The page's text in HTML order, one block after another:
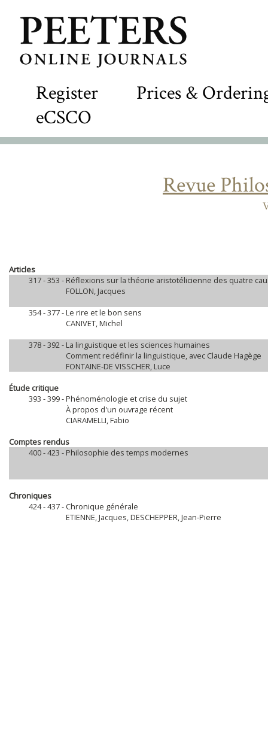
Register
Prices &
eCSCO
Revue
Articles
317 - 353 - Réflexions sur la théorie aristotélicienne des quatre
FOLLON, Jacques
354 - 377 -Le rire et le bon sens
CANIVET, Michel
378 - 392 - La linguistique et les sciences humaines
Comment redéfinir la linguistique, avec Claude Hagège
FONTAINE-DE VISSCHER, Luce
Étude critique
393 - 399 -Phénoménologie et crise du sujet
À propos d'un ouvrage récent
CIARAMELLI, Fabio
Comptes rendus
400 - 423 - Philosophie des temps modernes
Chroniques
424 - 437 - Chronique générale
ETIENNE, Jacques, DESCHEPPER, Jean-Pierre